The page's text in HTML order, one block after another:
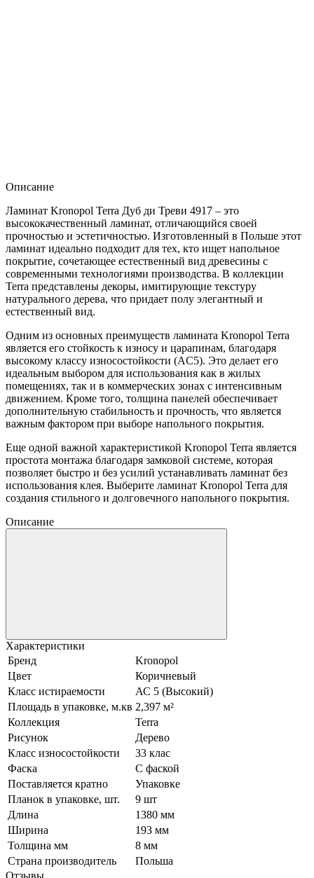
Описание
Ламинат Kronopol Terra Дуб ди Треви 4917 – это
высококачественный ламинат, отличающийся своей
прочностью и эстетичностью. Изготовленный в Польше этот
ламинат идеально подходит для тех, кто ищет напольное
покрытие, сочетающее естественный вид древесины с
современными технологиями производства. В коллекции
Terra представлены декоры, имитирующие текстуру
натурального дерева, что придает полу элегантный и
естественный вид.
Одним из основных преимуществ ламината Kronopol Terra
является его стойкость к износу и царапинам, благодаря
высокому классу износостойкости (AC5). Это делает его
идеальным выбором для использования как в жилых
помещениях, так и в коммерческих зонах с интенсивным
движением. Кроме того, толщина панелей обеспечивает
дополнительную стабильность и прочность, что является
важным фактором при выборе напольного покрытия.
Еще одной важной характеристикой Kronopol Terra является
простота монтажа благодаря замковой системе, которая
позволяет быстро и без усилий устанавливать ламинат без
использования клея. Выберите ламинат Kronopol Terra для
создания стильного и долговечного напольного покрытия.
Описание
Характеристики
Бренд
Kronopol
Цвет
Коричневый
Класс истираемости
АС 5 (Высокий)
Площадь в упаковке, м.кв 2,397 м²
Коллекция
Terra
Рисунок
Дерево
Класс износостойкости
33 клас
Фаска
С фаской
Поставляется кратно
Упаковке
Планок в упаковке, шт.
9 шт
Длина
1380 мм
Ширина
193 мм
Толщина мм
8 мм
Страна производитель
Польша
Отзывы